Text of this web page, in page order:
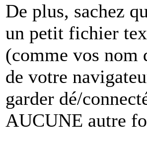
De plus, sachez
un petit fichier
(comme vos nom
de votre
garder dé/
AUCUNE autre